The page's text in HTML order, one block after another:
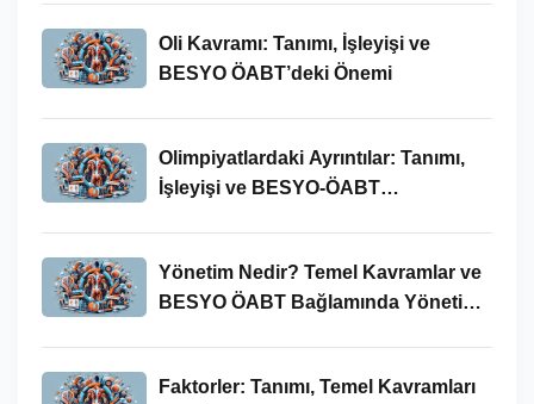
Oli Kavramı: Tanımı, İşleyişi ve
BESYO ÖABT’deki Önemi
Olimpiyatlardaki Ayrıntılar: Tanımı,
İşleyişi ve BESYO-ÖABT
Yönetim Nedir? Temel Kavramlar ve
BESYO ÖABT Bağlamında Yönetim
Faktorler: Tanımı, Temel Kavramları